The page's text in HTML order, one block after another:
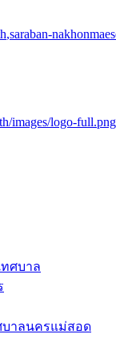
,saraban-
ศบาล
าลนครแม่สอด